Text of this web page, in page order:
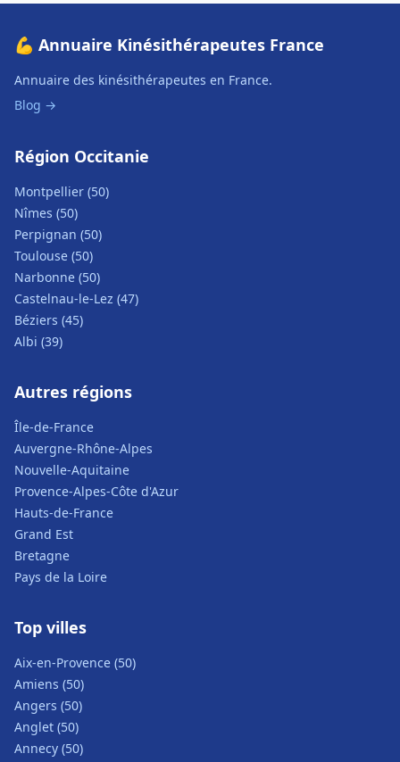
💪 Annuaire Kinésithérapeutes France
Annuaire des kinésithérapeutes en France.
Blog →
Région Occitanie
Montpellier (50)
Nîmes (50)
Perpignan (50)
Toulouse (50)
Narbonne (50)
Castelnau-le-Lez (47)
Béziers (45)
Albi (39)
Autres régions
Île-de-France
Auvergne-Rhône-Alpes
Nouvelle-Aquitaine
Provence-Alpes-Côte d'Azur
Hauts-de-France
Grand Est
Bretagne
Pays de la Loire
Top villes
Aix-en-Provence (50)
Amiens (50)
Angers (50)
Anglet (50)
Annecy (50)